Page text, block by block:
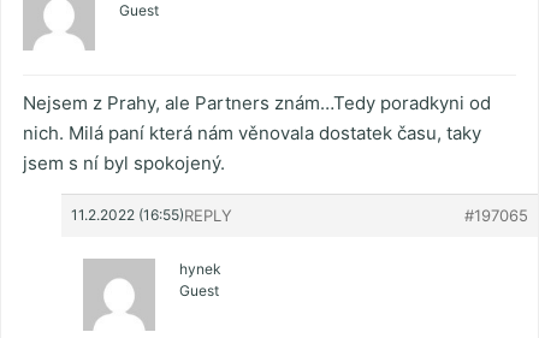
Guest
Nejsem z Prahy, ale Partners znám…Tedy poradkyni od
nich. Milá paní která nám věnovala dostatek času, taky
jsem s ní byl spokojený.
11.2.2022 (16:55) #197065
REPLY
hynek
Guest